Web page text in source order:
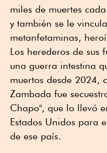
miles de muertes
y también se le
metanfetaminas,
Los herederos de sus
una guerra intestina
muertos desde 2024,
Zambada fue
Chapo", que lo llevó
Estados Unidos para
de ese país.